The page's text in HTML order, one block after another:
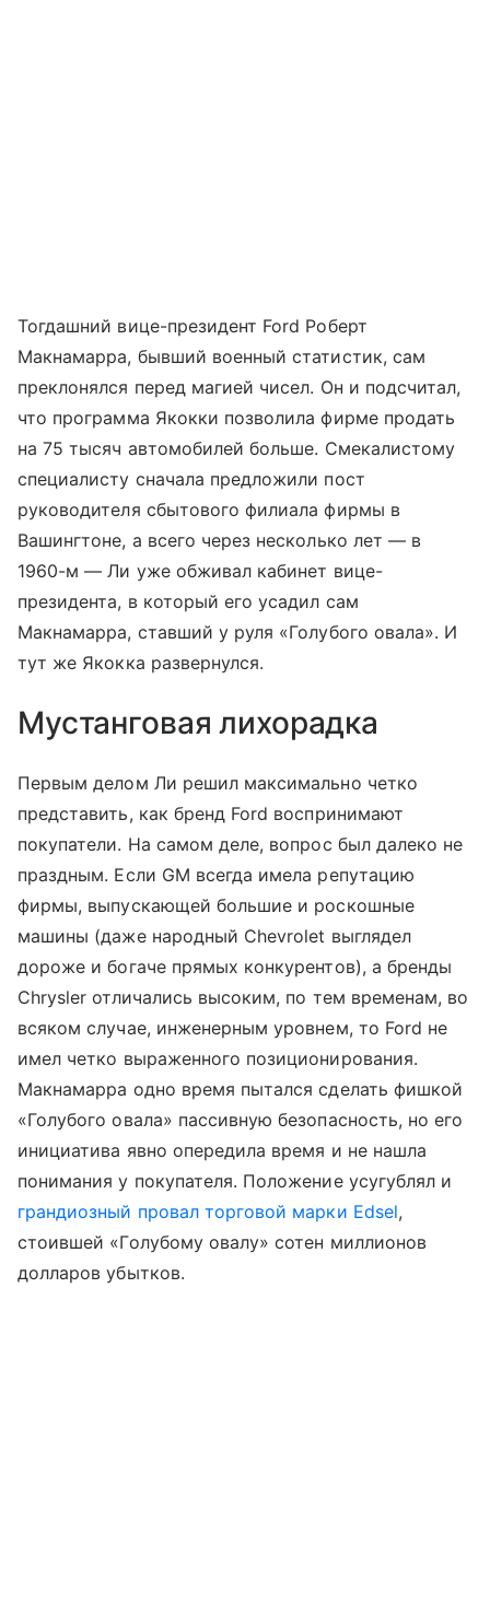
Тогдашний вице-президент Ford Роберт
Макнамарра, бывший военный статистик, сам
преклонялся перед магией чисел. Он и подсчитал,
что программа Якокки позволила фирме продать
на 75 тысяч автомобилей больше. Смекалистому
специалисту сначала предложили пост
руководителя сбытового филиала фирмы в
Вашингтоне, а всего через несколько лет — в
1960-м — Ли уже обживал кабинет вице-
президента, в который его усадил сам
Макнамарра, ставший у руля «Голубого овала». И
тут же Якокка развернулся.
Мустанговая лихорадка
Первым делом Ли решил максимально четко
представить, как бренд Ford воспринимают
покупатели. На самом деле, вопрос был далеко не
праздным. Если GM всегда имела репутацию
фирмы, выпускающей большие и роскошные
машины (даже народный Chevrolet выглядел
дороже и богаче прямых конкурентов), а бренды
Chrysler отличались высоким, по тем временам, во
всяком случае, инженерным уровнем, то Ford не
имел четко выраженного позиционирования.
Макнамарра одно время пытался сделать фишкой
«Голубого овала» пассивную безопасность, но его
инициатива явно опередила время и не нашла
понимания у покупателя. Положение усугублял и
грандиозный провал торговой марки Edsel,
стоившей «Голубому овалу» сотен миллионов
долларов убытков.